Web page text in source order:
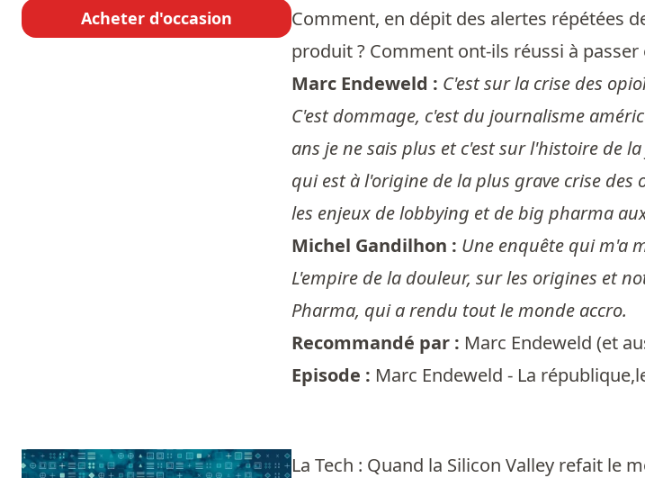
Acheter d'occasion
Comment, en dépit des alertes répétées
produit ? Comment ont-ils réussi à
Marc Endeweld : C'est sur la crise des
C'est dommage, c'est du journalisme
ans je ne sais plus et c'est sur l'histoire de
qui est à l'origine de la plus grave crise
les enjeux de lobbying et de big pharma
Michel Gandilhon : Une enquête qui m'a
L'empire de la douleur, sur les origines et
Pharma, qui a rendu tout le monde accro.
Recommandé par : Marc Endeweld (et
Episode : Marc Endeweld - La
La Tech : Quand la Silicon Valley refait le